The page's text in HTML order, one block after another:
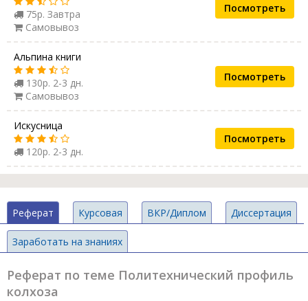
75р. Завтра
Самовывоз
Посмотреть
Альпина книги
130р. 2-3 дн.
Самовывоз
Посмотреть
Искусница
120р. 2-3 дн.
Посмотреть
Реферат Курсовая ВКР/Диплом Диссертация
Заработать на знаниях
Реферат по теме Политехнический профиль
колхоза